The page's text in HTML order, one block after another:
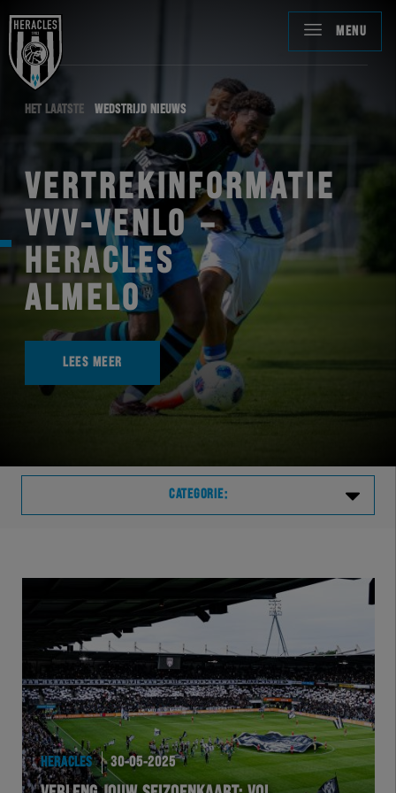
MENU
HET LAATSTE WEDSTRIJD NIEUWS
VERTREKINFORMATIE
VVV-VENLO –
HERACLES
ALMELO
LEES MEER
CATEGORIE:
TELHER
HERVOL
HEREXC
EXCHER
HERACLES 30-05-2025